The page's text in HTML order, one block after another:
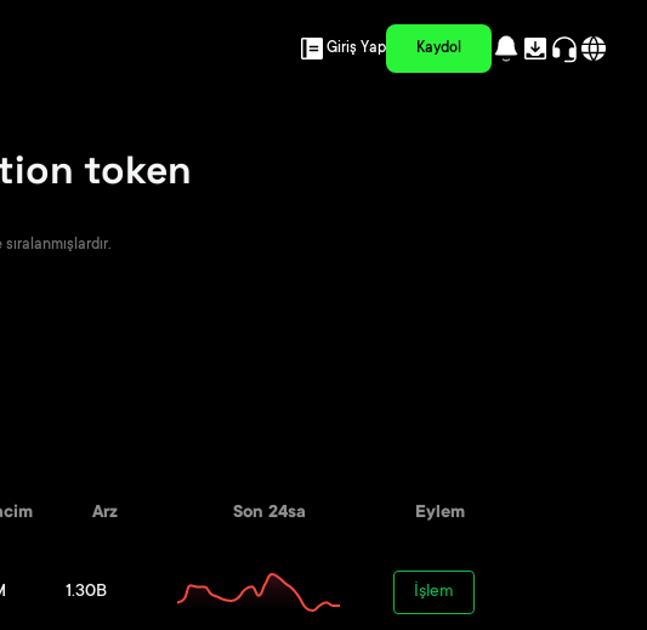
Giriş Yap Kaydol
token
Arz Son 24sa Eylem
1.30B İşlem